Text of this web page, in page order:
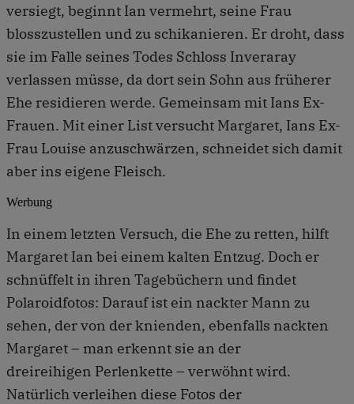
versiegt, beginnt Ian vermehrt, seine Frau
blosszustellen und zu schikanieren. Er droht, dass
sie im Falle seines Todes Schloss Inveraray
verlassen müsse, da dort sein Sohn aus früherer
Ehe residieren werde. Gemeinsam mit Ians Ex-
Frauen. Mit einer List versucht Margaret, Ians Ex-
Frau Louise anzuschwärzen, schneidet sich damit
aber ins eigene Fleisch.
Werbung
In einem letzten Versuch, die Ehe zu retten, hilft
Margaret Ian bei einem kalten Entzug. Doch er
schnüffelt in ihren Tagebüchern und findet
Polaroidfotos: Darauf ist ein nackter Mann zu
sehen, der von der knienden, ebenfalls nackten
Margaret – man erkennt sie an der
dreireihigen Perlenkette – verwöhnt wird.
Natürlich verleihen diese Fotos der